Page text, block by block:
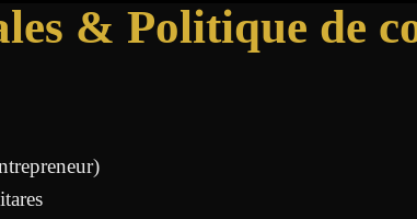
& Politique de